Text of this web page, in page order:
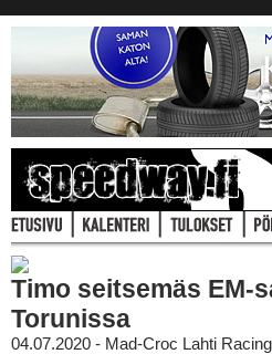
Timo seitsemäs EM-
Torunissa
04.07.2020 - Mad-Croc Lahti Racing